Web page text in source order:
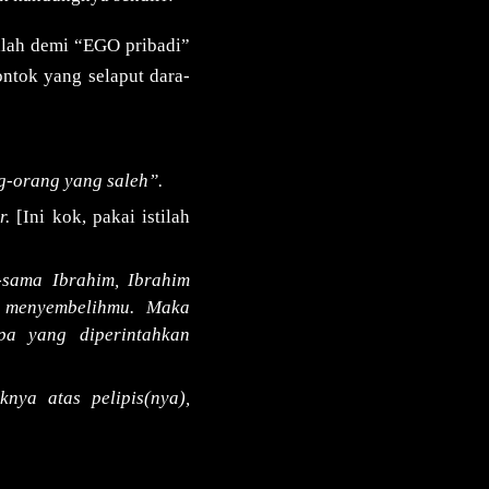
demi “EGO pribadi”
yang selaput dara-
orang yang saleh”.
[Ini kok, pakai istilah
Ibrahim, Ibrahim
Maka
yang diperintahkan
atas pelipis(nya),